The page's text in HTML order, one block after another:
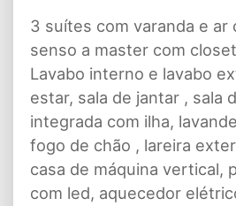
3 suítes com varanda e ar
senso a master com
Lavabo interno e lavabo
estar, sala de jantar , sala
integrada com ilha,
fogo de chão , lareira
casa de máquina vertical,
com led, aquecedor